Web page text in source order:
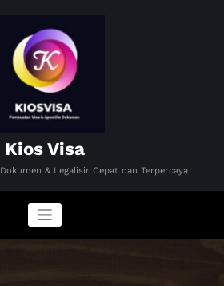
Kios Visa
& Legalisir Cepat dan Terpercaya